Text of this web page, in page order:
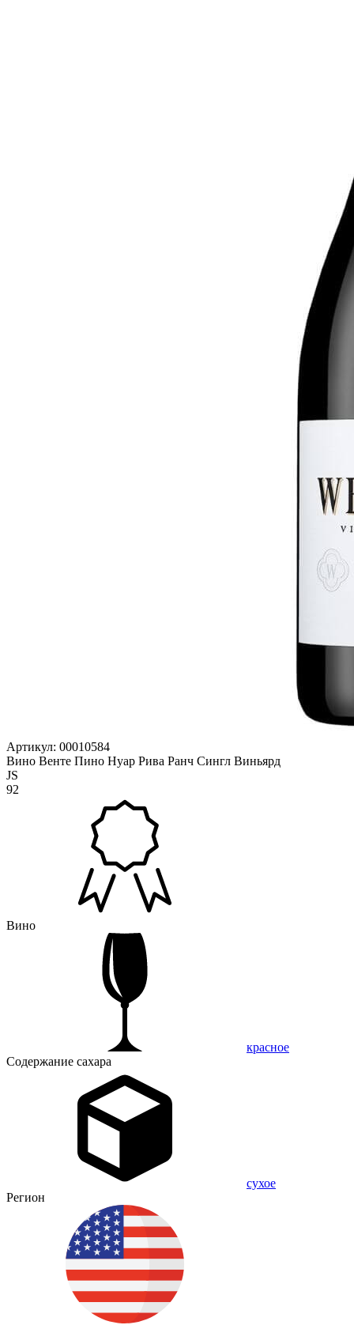
Артикул: 00010584
Вино Венте Пино Нуар Рива Ранч Сингл Виньярд
JS
92
Вино
красное
Содержание сахара
сухое
Регион